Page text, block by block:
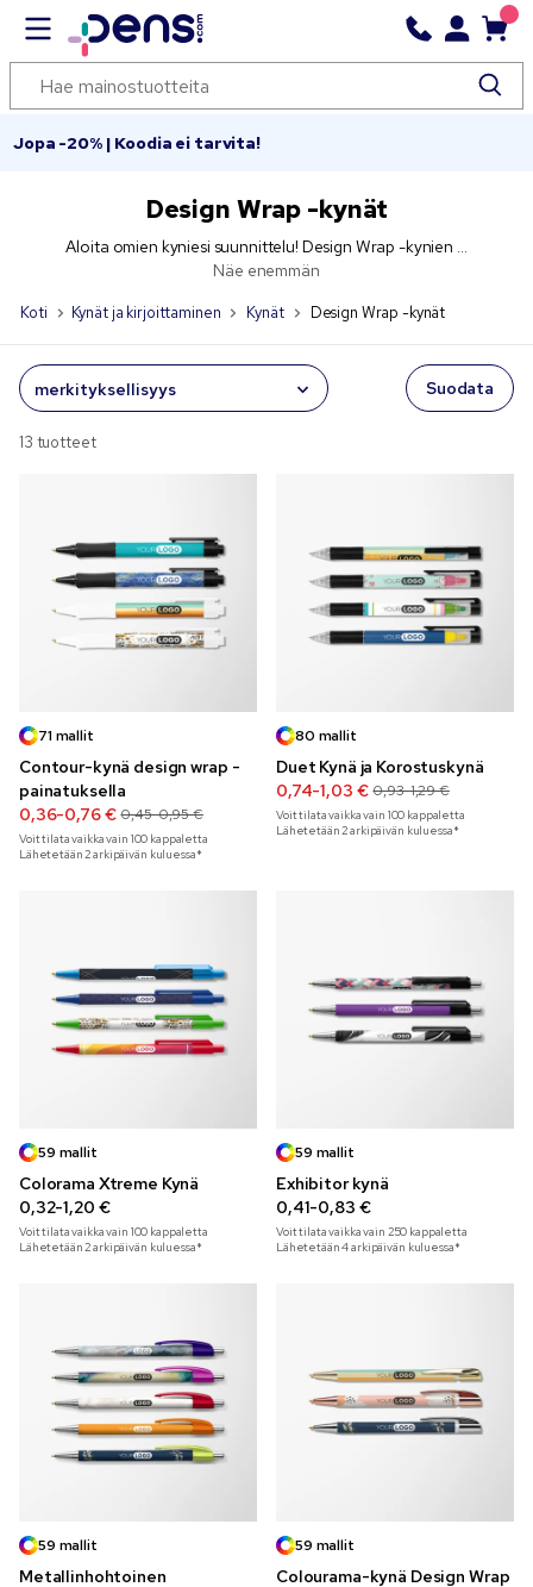
Jopa -20% | Koodia ei tarvita!
Design Wrap -kynät
Aloita omien kyniesi suunnittelu! Design Wrap -kynien ...
Näe enemmän
Koti Kynät ja kirjoittaminen Kynät Design Wrap -kynät
Suodata
13 tuotteet
71 mallit
Contour-kynä design wrap -
painatuksella
0,36-0,76 € 0,45-0,95 €
Voit tilata vaikka vain 100 kappaletta
Lähetetään 2 arkipäivän kuluessa*
80 mallit
Duet Kynä ja Korostuskynä
0,74-1,03 € 0,93-1,29 €
Voit tilata vaikka vain 100 kappaletta
Lähetetään 2 arkipäivän kuluessa*
59 mallit
Colorama Xtreme Kynä
0,32-1,20 €
Voit tilata vaikka vain 100 kappaletta
Lähetetään 2 arkipäivän kuluessa*
59 mallit
Exhibitor kynä
0,41-0,83 €
Voit tilata vaikka vain 250 kappaletta
Lähetetään 4 arkipäivän kuluessa*
59 mallit
Metallinhohtoinen
59 mallit
Colourama-kynä Design Wrap